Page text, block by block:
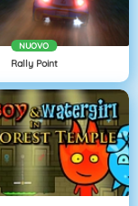
NUOVO
Rally Point